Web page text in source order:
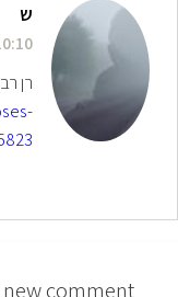
ש
רן
comment